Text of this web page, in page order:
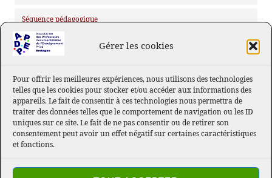
Gérer les cookies
Pour offrir les meilleures expériences, nous utilisons des technologies
telles que les cookies pour stocker et/ou accéder aux informations des
appareils. Le fait de consentir à ces technologies nous permettra de
traiter des données telles que le comportement de navigation ou les ID
uniques sur ce site. Le fait de ne pas consentir ou de retirer son
consentement peut avoir un effet négatif sur certaines caractéristiques
et fonctions.
Séquence pédagogique
MÉTA
Flux des publications
Flux des commentaires
Site de WordPress-FR